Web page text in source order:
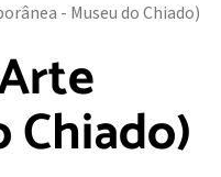
- Museu do Chiado)
Chiado)